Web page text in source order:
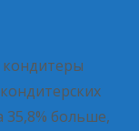
кондитеры
больше,